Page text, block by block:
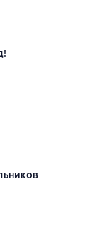
основе 1 оценок
основе 0 оценок